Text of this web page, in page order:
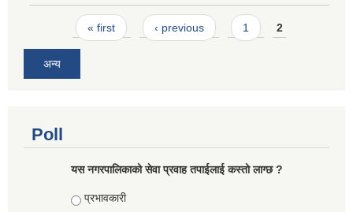
Pages« first ‹ previous 1 2
अन्य
Poll
यस नगरपालिकाको सेवा प्रवाह तपाईलाई कस्तो लाग्छ ?
Choices
प्रभावकारी